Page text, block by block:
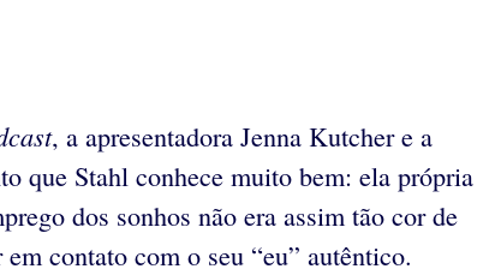
, a apresentadora Jenna Kutcher e a
que Stahl conhece muito bem: ela própria
dos sonhos não era assim tão cor de
contato com o seu “eu” autêntico.